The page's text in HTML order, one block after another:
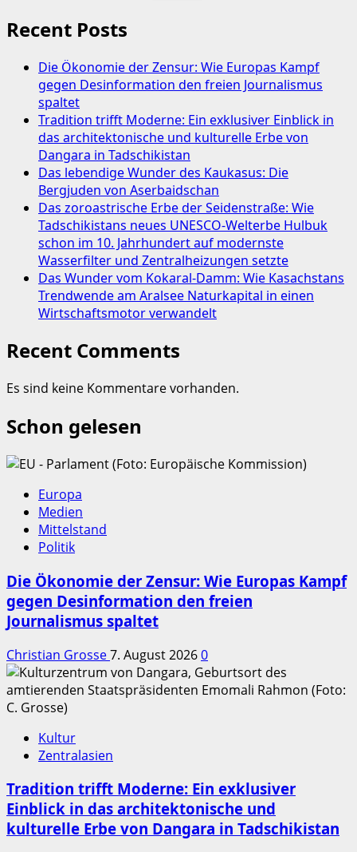
Recent Posts
Die Ökonomie der Zensur: Wie Europas Kampf
gegen Desinformation den freien Journalismus
spaltet
Tradition trifft Moderne: Ein exklusiver Einblick in
das architektonische und kulturelle Erbe von
Dangara in Tadschikistan
Das lebendige Wunder des Kaukasus: Die
Bergjuden von Aserbaidschan
Das zoroastrische Erbe der Seidenstraße: Wie
Tadschikistans neues UNESCO-Welterbe Hulbuk
schon im 10. Jahrhundert auf modernste
Wasserfilter und Zentralheizungen setzte
Das Wunder vom Kokaral-Damm: Wie Kasachstans
Trendwende am Aralsee Naturkapital in einen
Wirtschaftsmotor verwandelt
Recent Comments
Es sind keine Kommentare vorhanden.
Schon gelesen
Europa
Medien
Mittelstand
Politik
Die Ökonomie der Zensur: Wie Europas Kampf
gegen Desinformation den freien
Journalismus spaltet
Christian Grosse7. August 20260
Kultur
Zentralasien
Tradition trifft Moderne: Ein exklusiver
Einblick in das architektonische und
kulturelle Erbe von Dangara in Tadschikistan